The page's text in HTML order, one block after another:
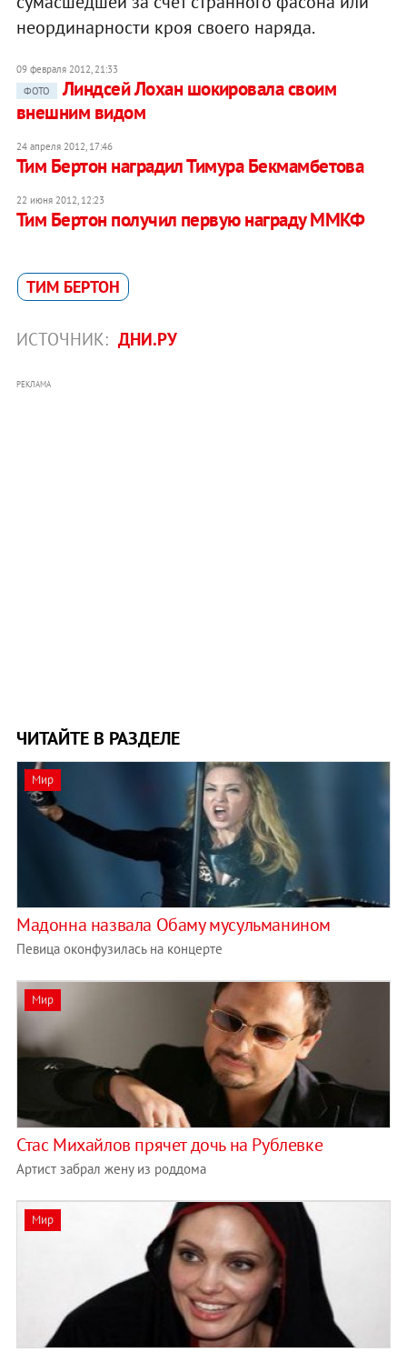
неординарности кроя своего наряда.
09 февраля 2012, 21:33
ФОТО
Линдсей Лохан шокировала своим
внешним видом
24 апреля 2012, 17:46
Тим Бертон наградил Тимура Бекмамбетова
22 июня 2012, 12:23
Тим Бертон получил первую награду ММКФ
ТИМ БЕРТОН
ИСТОЧНИК: ДНИ.РУ
РЕКЛАМА
ЧИТАЙТЕ В РАЗДЕЛЕ
Мир
Мадонна назвала Обаму мусульманином
Певица оконфузилась на концерте
Мир
Стас Михайлов прячет дочь на Рублевке
Артист забрал жену из роддома
Мир